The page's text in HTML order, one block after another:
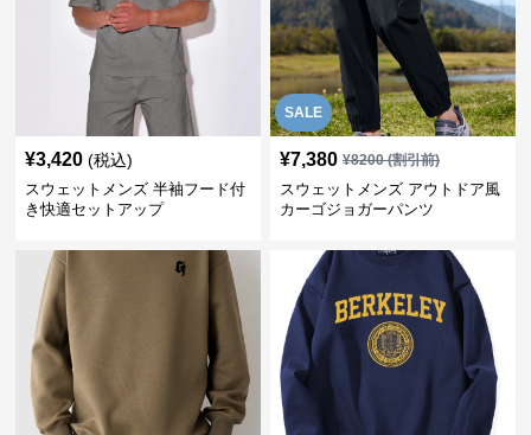
¥3,420 (税込)
スウェットメンズ 半袖フード付
き快適セットアップ
SALE
¥7,380 ¥8200(割引前)
スウェットメンズ アウトドア風
カーゴジョガーパンツ